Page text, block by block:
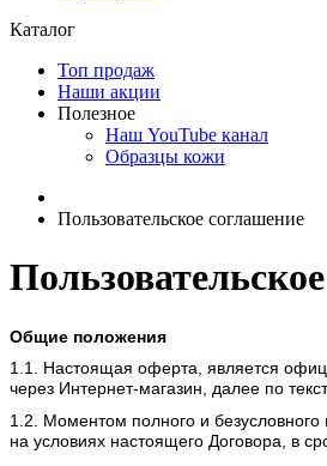
Каталог
Топ продаж
Наши акции
Полезное
Наш YouTube канал
Образцы кожи
Пользовательское соглашение
Общие положения
1.1. Настоящая оферта, является
через Интернет-магазин, далее по
1.2. Моментом полного и
на условиях настоящего Договора, в